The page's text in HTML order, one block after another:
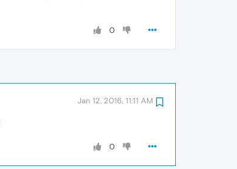
0
Jan 12, 2016, 11:11 AM
0